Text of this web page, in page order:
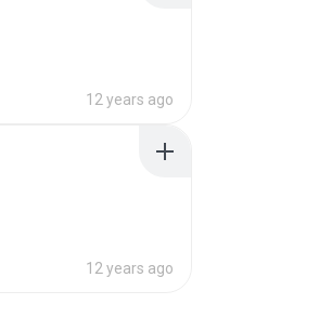
12 years ago
12 years ago